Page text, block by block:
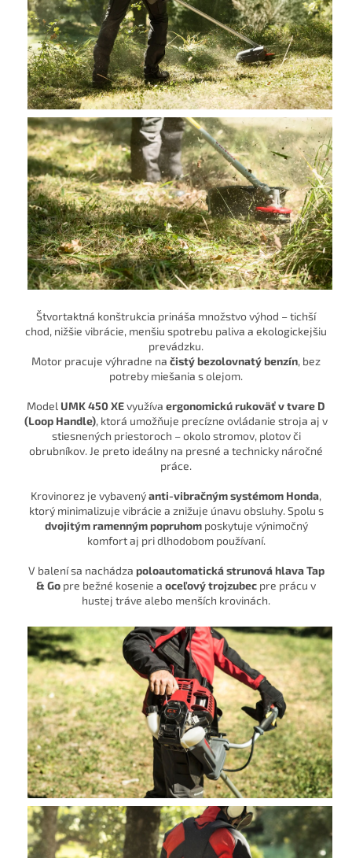
Štvortaktná konštrukcia prináša množstvo výhod – tichší
chod, nižšie vibrácie, menšiu spotrebu paliva a ekologickejšiu
prevádzku.
Motor pracuje výhradne na čistý bezolovnatý benzín, bez
potreby miešania s olejom.
Model UMK 450 XEvyužíva ergonomickú rukoväť v tvare D
(Loop Handle), ktorá umožňuje precízne ovládanie stroja aj v
stiesnených priestoroch – okolo stromov, plotov či
obrubníkov. Je preto ideálny na presné a technicky náročné
práce.
Krovinorez je vybavenýanti-vibračným systémom Honda,
ktorý minimalizuje vibrácie a znižuje únavu obsluhy. Spolu s
dvojitým ramenným popruhomposkytuje výnimočný
komfort aj pri dlhodobom používaní.
V balení sa nachádza poloautomatická strunová hlava Tap
& Go pre bežné kosenie a oceľový trojzubec pre prácu v
hustej tráve alebo menších krovinách.